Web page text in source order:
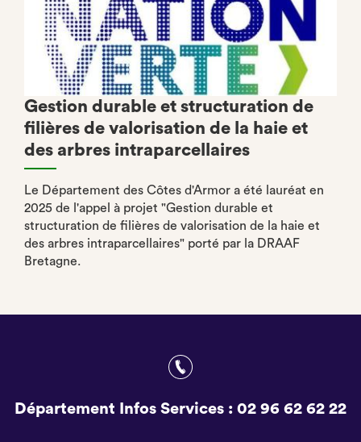
Gestion durable et structuration de
filières de valorisation de la haie et
des arbres intraparcellaires
Le Département des Côtes d'Armor a été lauréat en
2025 de l'appel à projet "Gestion durable et
structuration de filières de valorisation de la haie et
des arbres intraparcellaires" porté par la DRAAF
Bretagne.
Département Infos Services : 02 96 62 62 22